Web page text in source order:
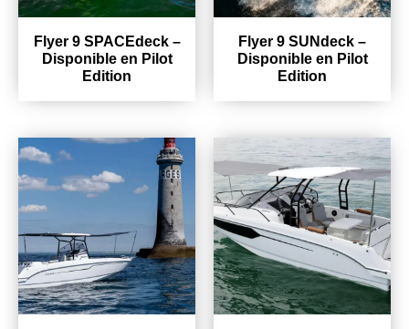
Flyer 9 SPACEdeck –
Disponible en Pilot
Edition
Flyer 9 SUNdeck –
Disponible en Pilot
Edition